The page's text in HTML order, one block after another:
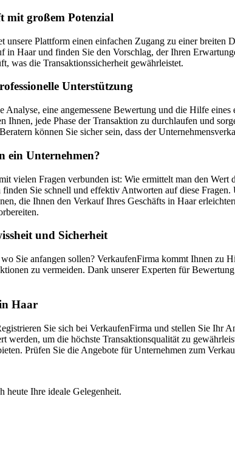
mit großem Potenzial
Plattform einen einfachen Zugang zu einer breiten
Haar und finden Sie den Vorschlag, der Ihren
was die Transaktionssicherheit gewährleistet.
Unterstützung
Analyse, eine angemessene Bewertung und die Hilfe
jede Phase der Transaktion zu durchlaufen und
können Sie sicher sein, dass der
ein Unternehmen?
vielen Fragen verbunden ist: Wie ermittelt man den
Sie schnell und effektiv Antworten auf diese
die Ihnen den Verkauf Ihres Geschäfts in Haar
und Sicherheit
Sie anfangen sollen? VerkaufenFirma kommt Ihnen zu
zu vermeiden. Dank unserer Experten für
Haar
Sie sich bei VerkaufenFirma und stellen Sie Ihr
um die höchste Transaktionsqualität zu
Prüfen Sie die Angebote für Unternehmen zum
heute Ihre ideale Gelegenheit.